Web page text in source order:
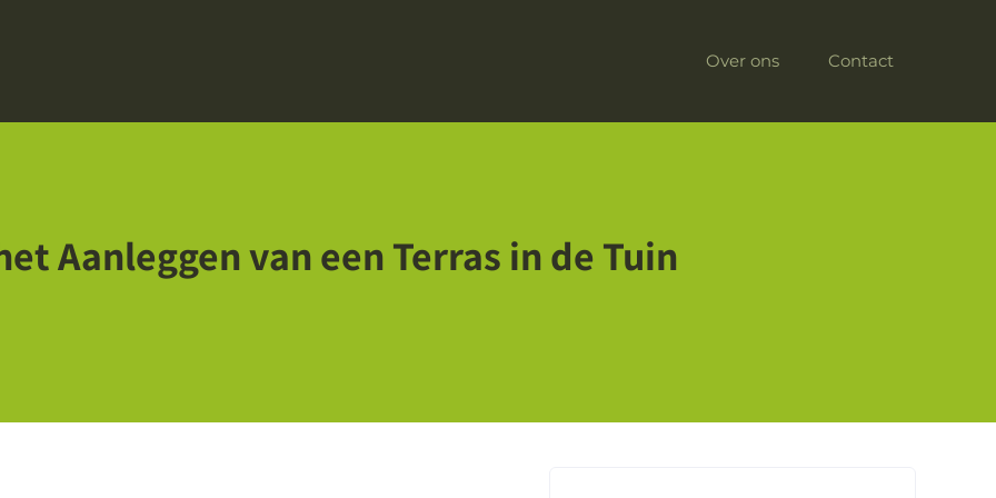
Over ons Contact
Aanleggen van een Terras in de Tuin